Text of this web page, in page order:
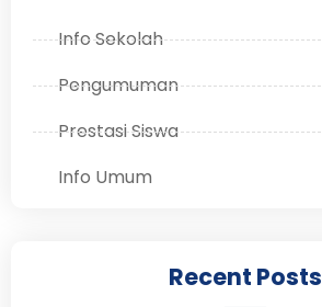
Info Sekolah
Pengumuman
Prestasi Siswa
Info Umum
Recent Posts